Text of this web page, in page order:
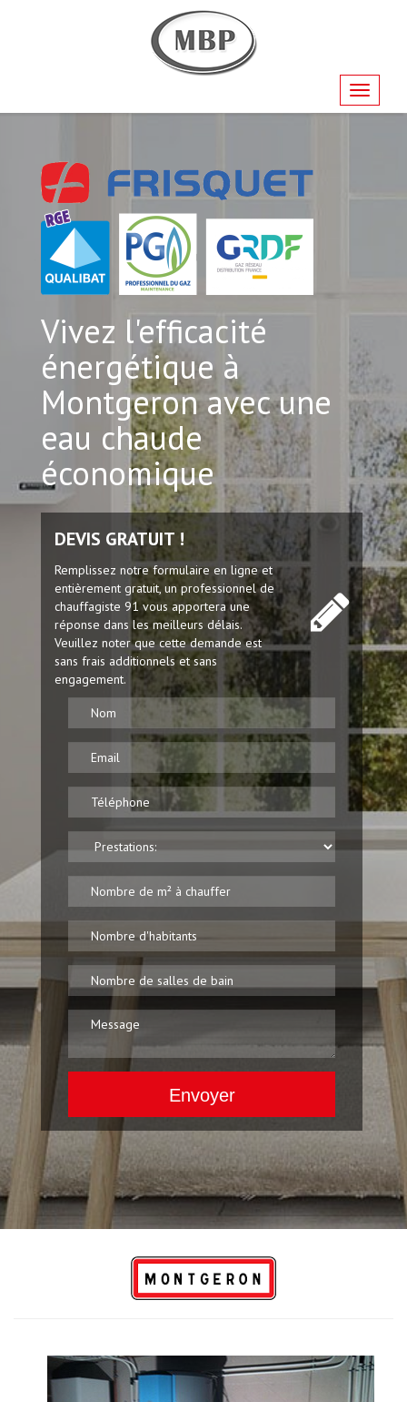
Vivez l'efficacité
énergétique à
Montgeron avec une
eau chaude
économique
DEVIS GRATUIT !
Remplissez notre formulaire en ligne et
entièrement gratuit, un professionnel de
chauffagiste 91 vous apportera une
réponse dans les meilleurs délais.
Veuillez noter que cette demande est
sans frais additionnels et sans
engagement.
Envoyer